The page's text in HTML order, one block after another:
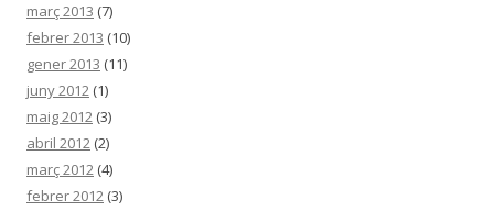
març 2013 (7)
febrer 2013 (10)
gener 2013 (11)
juny 2012 (1)
maig 2012 (3)
abril 2012 (2)
març 2012 (4)
febrer 2012 (3)